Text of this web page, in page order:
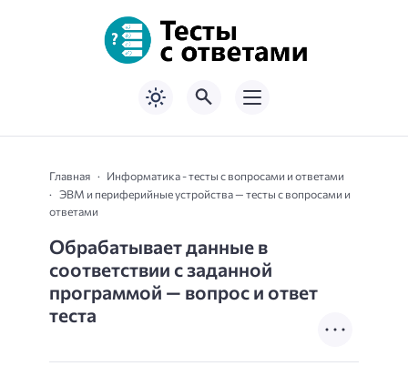
Главная
Информатика - тесты с вопросами и ответами
ЭВМ и периферийные устройства — тесты с вопросами и
ответами
Обрабатывает данные в
соответствии с заданной
программой — вопрос и ответ
теста